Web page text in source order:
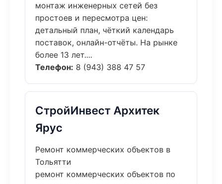
монтаж инженерных сетей без
простоев и пересмотра цен:
детальный план, чёткий календарь
поставок, онлайн-отчёты. На рынке
более 13 лет....
Телефон: 8 (943) 388 47 57
СтройИнвест Архитек
Ярус
Ремонт коммерческих объектов в
Тольятти
ремонт коммерческих объектов по